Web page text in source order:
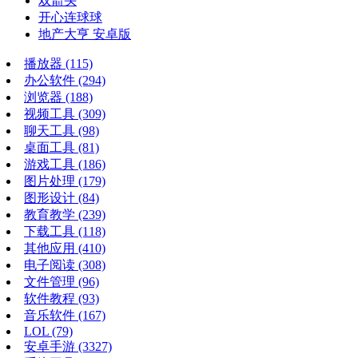
开心连球球
地产大亨 安卓版
播放器 (115)
办公软件 (294)
浏览器 (188)
视频工具 (309)
聊天工具 (98)
桌面工具 (81)
游戏工具 (186)
图片处理 (179)
图形设计 (84)
教育教学 (239)
下载工具 (118)
其他应用 (410)
电子阅读 (308)
文件管理 (96)
软件教程 (93)
音乐软件 (167)
LOL (79)
安卓手游 (3327)